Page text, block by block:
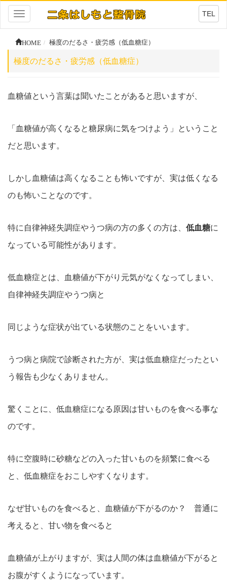
Toggle
navigation
TEL
HOME 極度のだるさ・疲労感（低血糖症）
極度のだるさ・疲労感（低血糖症）
血糖値という言葉は聞いたことがあると思いますが、
「血糖値が高くなると糖尿病に気をつけよう」ということ
だと思います。
しかし血糖値は高くなることも怖いですが、実は低くなる
のも怖いことなのです。
特に自律神経失調症やうつ病の方の多くの方は、 低血糖に
なっている可能性があります。
低血糖症とは、血糖値が下がり元気がなくなってしまい、
自律神経失調症やうつ病と
同じような症状が出ている状態のことをいいます。
うつ病と病院で診断された方が、実は低血糖症だったとい
う報告も少なくありません。
驚くことに、低血糖症になる原因は甘いものを食べる事な
のです。
特に空腹時に砂糖などの入った甘いものを頻繁に食べる
と、低血糖症をおこしやすくなります。
なぜ甘いものを食べると、血糖値が下がるのか？ 普通に
考えると、甘い物を食べると
血糖値が上がりますが、実は人間の体は血糖値が下がると
お腹がすくようになっています。